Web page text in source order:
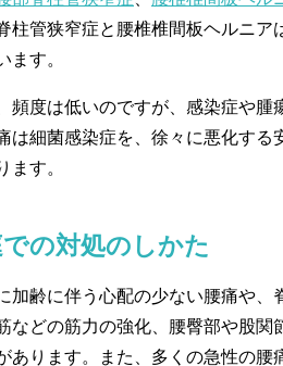
柱管狭窄症と腰椎椎間板ヘルニ
ます。
頻度は低いのですが、感染症や腫
は細菌感染症を、徐々に悪化す
ます。
の対処のしかた
加齢に伴う心配の少ない腰痛や、
などの筋力の強化、腰臀部や股
あります。また、多くの急性の